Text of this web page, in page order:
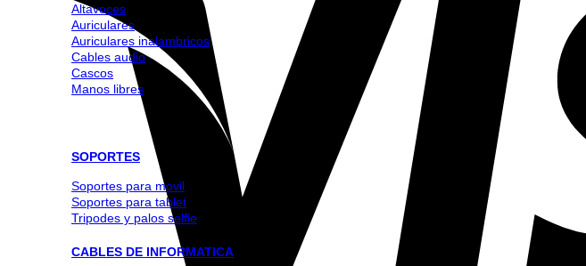
Altavoces
Auriculares
Auriculares inalambricos
Cables audio
Cascos
Manos libres
SOPORTES
Soportes para movil
Soportes para tablet
Tripodes y palos selfie
CABLES DE INFORMATICA